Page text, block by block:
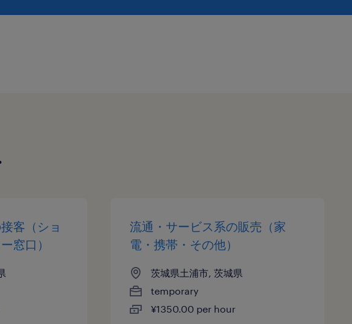
客（ショ
窓口）
流通・サービス系の販売（家
電・携帯・その他）
茨城県土浦市, 茨城県
temporary
¥1350.00 per hour